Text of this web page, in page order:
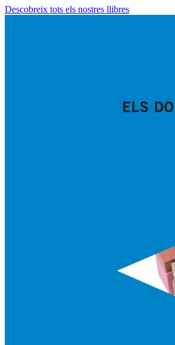
Descobreix tots els nostres llibres